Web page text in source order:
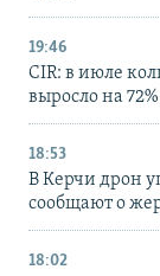
19:46
CIR: в июле
выросло на
18:53
В Керчи дрон
сообщают о
18:02